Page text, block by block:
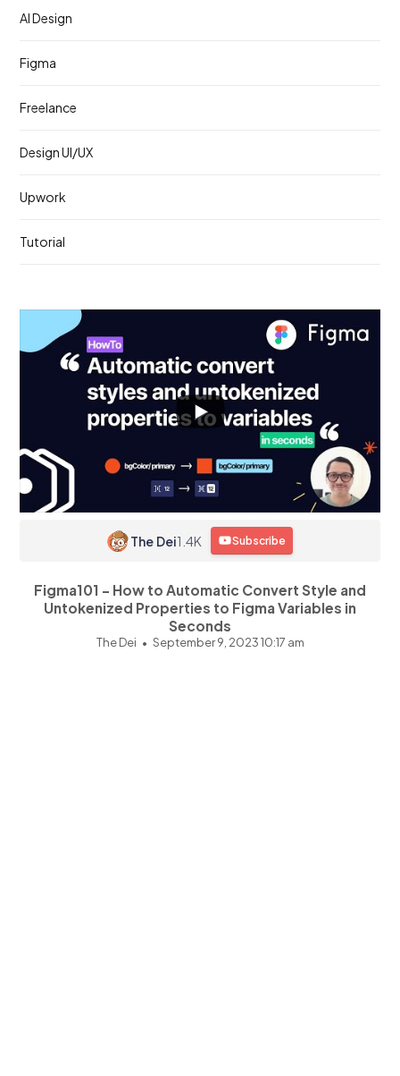
AI Design
Figma
Freelance
Design UI/UX
Upwork
Tutorial
The Dei1.4K Subscribe
Figma101 - How to Automatic Convert Style and
Untokenized Properties to Figma Variables in
Seconds
The Dei September 9, 2023 10:17 am